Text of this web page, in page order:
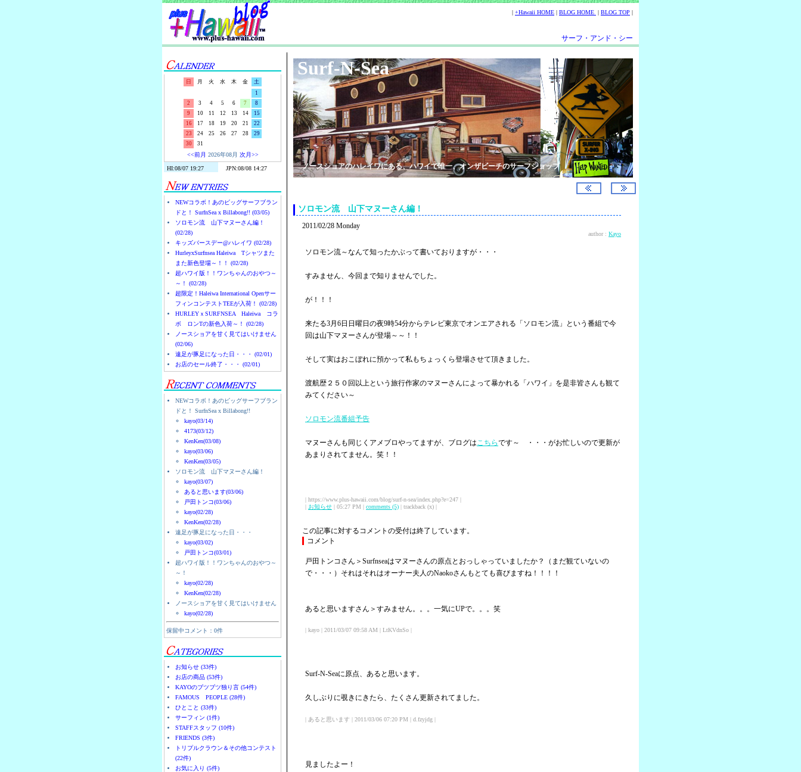
| +Hawaii HOME | BLOG HOME | BLOG TOP |
サーフ・アンド・シー
日 月 火 水 木 金
土
1
2
3 4 5 6 7
8
9
10 11 12 13 14
15
16
17 18 19 20 21
22
23
24 25 26 27 28
29
30
31
<<前月 2026年08月 次月>>
NEWコラボ！あのビッグサーフブラン
ドと！ SurfnSea x Billabong!! (03/05)
ソロモン流 山下マヌーさん編！
(02/28)
キッズバースデー@ハレイワ (02/28)
HurleyxSurfnsea Haleiwa Tシャツまた
また新色登場～！！ (02/28)
超ハワイ版！！ワンちゃんのおやつ～
～！ (02/28)
超限定！Haleiwa International Openサー
フィンコンテストTEEが入荷！ (02/28)
HURLEYｘSURFNSEA Haleiwa コラ
ボ ロンTの新色入荷～！ (02/28)
ノースショアを甘く見てはいけません
(02/06)
遠足が豚足になった日・・・ (02/01)
お店のセール終了・・・ (02/01)
NEWコラボ！あのビッグサーフブラン
ドと！ SurfnSea x Billabong!!
kayo(03/14)
4173(03/12)
KenKen(03/08)
kayo(03/06)
KenKen(03/05)
ソロモン流 山下マヌーさん編！
kayo(03/07)
あると思います(03/06)
戸田トンコ(03/06)
kayo(02/28)
KenKen(02/28)
遠足が豚足になった日・・・
kayo(03/02)
戸田トンコ(03/01)
超ハワイ版！！ワンちゃんのおやつ～
～！
kayo(02/28)
KenKen(02/28)
ノースショアを甘く見てはいけません
kayo(02/28)
保留中コメント：0件
お知らせ (33件)
お店の商品 (53件)
KAYOのブツブツ独り言 (54件)
FAMOUS PEOPLE (28件)
ひとこと (33件)
サーフィン (1件)
STAFFスタッフ (10件)
FRIENDS (3件)
トリプルクラウン＆その他コンテスト
(22件)
お気に入り (5件)
Surf-N-Sea
ノースショアのハレイワにある、ハワイで唯一、オンザビーチのサーフショップ
ソロモン流 山下マヌーさん編！
2011/02/28 Monday
author : Kayo
ソロモン流～なんて知ったかぶって書いておりますが・・・
すみません、今回まで知りませんでした。
が！！！
来たる3月6日日曜日の夜9時54分からテレビ東京でオンエアされる「ソロモン流」という番組で今
回は山下マヌーさんが登場～～！！
そして実はおこぼれに預かって私もちょっくら登場させて頂きました。
渡航歴２５０回以上という旅行作家のマヌーさんによって暴かれる「ハワイ」を是非皆さんも観て
みてください～
ソロモン流番組予告
マヌーさんも同じくアメブロやってますが、ブログはこちらです～ ・・・がお忙しいので更新が
あまりされてません。笑！！
| https://www.plus-hawaii.com/blog/surf-n-sea/index.php?e=247 |
| お知らせ | 05:27 PM | comments (5) | trackback (x) |
この記事に対するコメントの受付は終了しています。
コメント
戸田トンコさん＞Surfnseaはマヌーさんの原点とおっしゃっていましたか？（まだ観ていないの
で・・・）それはそれはオーナー夫人のNaokoさんもとても喜びますね！！！！
あると思いますさん＞すみません。。。一気にUPで。。。笑
| kayo | 2011/03/07 09:58 AM | LtKVdnSo |
Surf-N-Seaに原点、あると思います。
久しぶりに覗きにきたら、たくさん更新されてました。
| あると思います | 2011/03/06 07:20 PM | d.fzyjdg |
見ましたよー！